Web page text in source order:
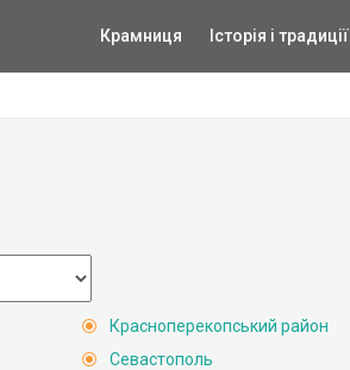
Крамниця Історія і традиції
Красноперекопський район
Севастополь